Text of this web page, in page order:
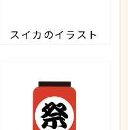
スイカのイラスト